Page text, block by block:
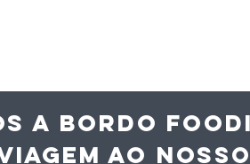
A BORDO
AO NOS